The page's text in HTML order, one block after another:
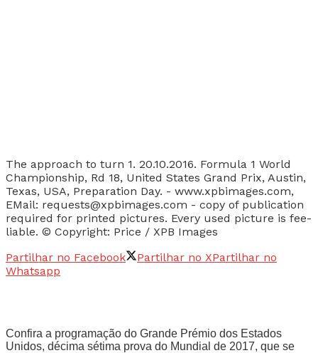
The approach to turn 1. 20.10.2016. Formula 1 World
Championship, Rd 18, United States Grand Prix, Austin,
Texas, USA, Preparation Day. - www.xpbimages.com,
EMail: requests@xpbimages.com - copy of publication
required for printed pictures. Every used picture is fee-
liable. © Copyright: Price / XPB Images
Partilhar no Facebook
Partilhar no XPartilhar no
Whatsapp
Confira a programação do Grande Prémio dos Estados
Unidos, décima sétima prova do Mundial de 2017, que se